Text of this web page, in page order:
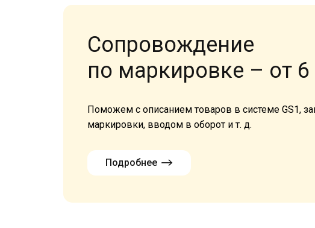
Сопровождение
по маркировке – от
Поможем с описанием товаров в системе GS1,
маркировки, вводом в оборот и т. д.
Подробнее